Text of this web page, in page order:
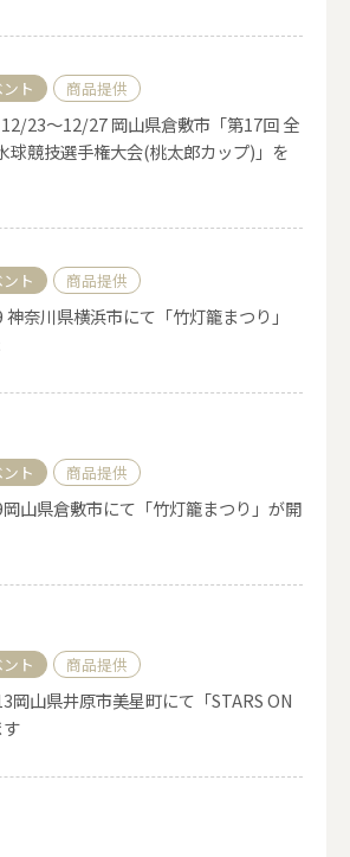
ト 商品提供
12/23〜12/27 岡山県倉敷市「第17回 全
球競技選手権大会(桃太郎カップ)」を
ト 商品提供
神奈川県横浜市にて「竹灯籠まつり」
ト 商品提供
岡山県倉敷市にて「竹灯籠まつり」が開
ト 商品提供
岡山県井原市美星町にて「STARS ON